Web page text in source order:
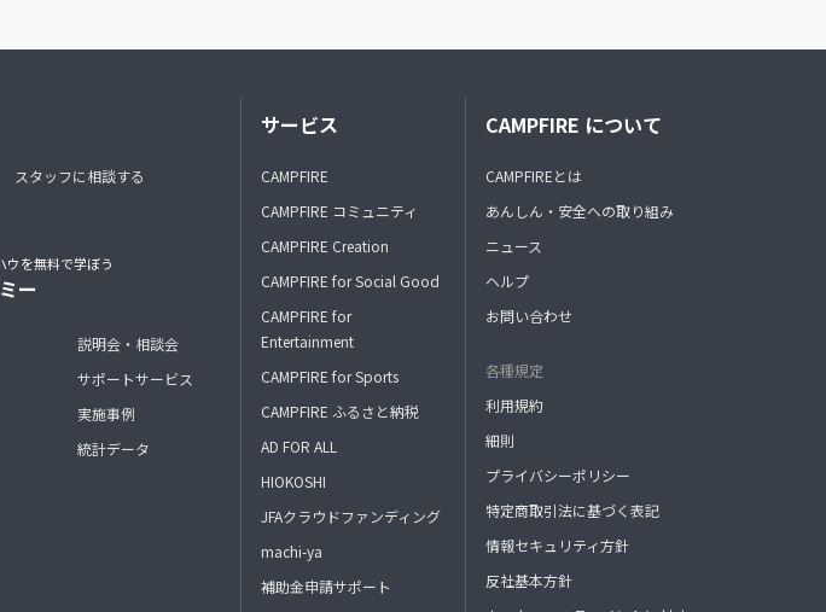
スタッフに相談する
ウを無料で学ぼう
ー
説明会・相談会
サポートサービス
実施事例
統計データ
サービス
CAMPFIRE
CAMPFIRE コミュニティ
CAMPFIRE Creation
CAMPFIRE for Social Good
CAMPFIRE for
Entertainment
CAMPFIRE for Sports
CAMPFIRE ふるさと納税
AD FOR ALL
HIOKOSHI
JFAクラウドファンディング
machi-ya
補助金申請サポート
CAMPFIRE について
CAMPFIREとは
あんしん・安全への取り組み
ニュース
ヘルプ
お問い合わせ
各種規定
利用規約
細則
プライバシーポリシー
特定商取引法に基づく表記
情報セキュリティ方針
反社基本方針